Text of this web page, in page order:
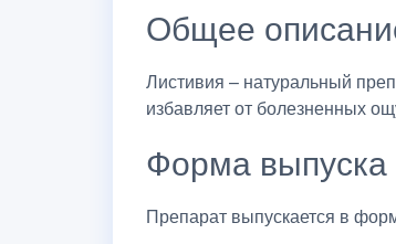
Общее
Листивия – натуральный
избавляет от болезненных
Форма выпуска
Препарат выпускается в